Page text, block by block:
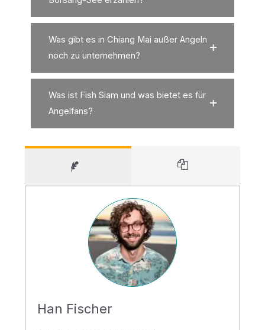
Was gibt es in Chiang Mai außer Angeln
noch zu unternehmen?
Was ist Fish Siam und was bietet es für
Angelfans?
Han Fischer